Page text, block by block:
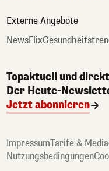
Externe Angebote
NewsFlix
Topaktuell und
Der Heute-
Jetzt abonnieren
ImpressumTarife &
Nutzungsbedingungen